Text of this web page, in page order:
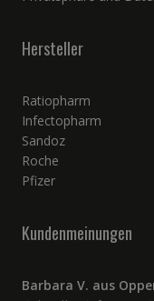
Hersteller
Ratiopharm
Infectopharm
Sandoz
Roche
Pfizer
Kundenmeinungen
Barbara V. aus